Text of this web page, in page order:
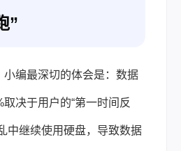
”
小编最深切的体会是：数据
决于用户的“第一时间反
中继续使用硬盘，导致数据